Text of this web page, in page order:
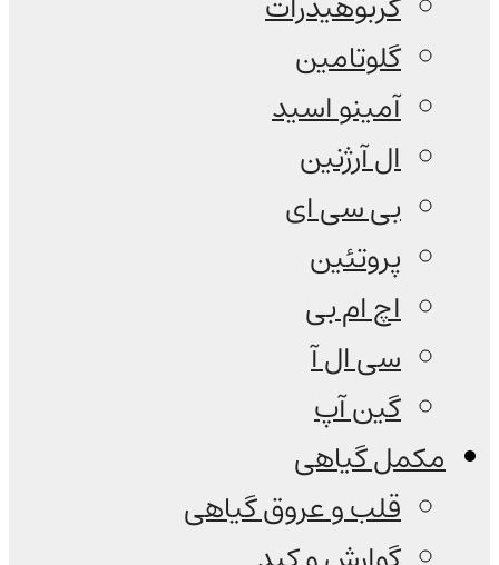
گلوتامین
آمینو اسید
ال آرژنین
بی سی ای
پروتئین
اچ ام بی
سی ال آ
گین آپ
مکمل گیاهی
قلب و عروق گیاهی